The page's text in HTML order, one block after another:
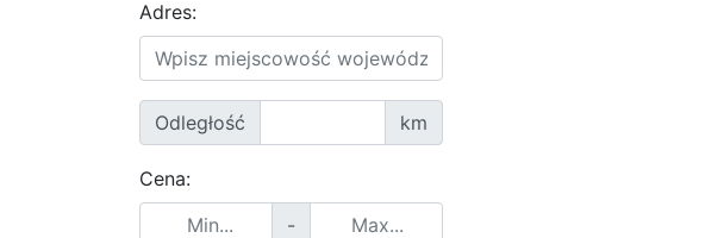
Adres:
Odległość km
Cena:
-